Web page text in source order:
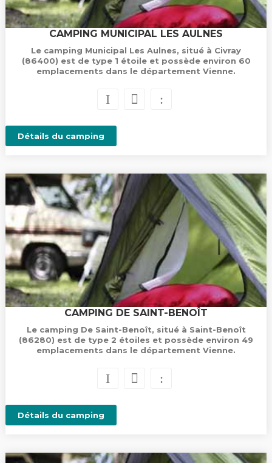
CAMPING MUNICIPAL LES AULNES
Le camping Municipal Les Aulnes, situé à Civray
(86400) est de type 1 étoile et possède environ 60
emplacements dans le département Vienne.
Détails du camping
CAMPING DE SAINT-BENOÎT
Le camping De Saint-Benoît, situé à Saint-Benoît
(86280) est de type 2 étoiles et possède environ 49
emplacements dans le département Vienne.
Détails du camping